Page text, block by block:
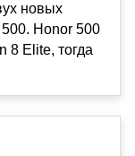
новых
Honor 500
8 Elite, тогда